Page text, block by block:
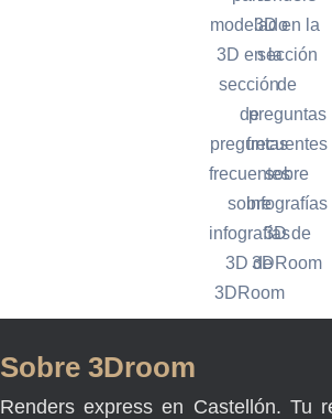
Sobre 3Droom
Renders express en Castellón. Tu